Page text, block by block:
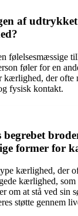
af
følelsesmæssige
føler for en
der ofte
fysisk kontakt.
begrebet
former for
kærlighed, der
kærlighed, som
om at stå ved sin
støtte gennem